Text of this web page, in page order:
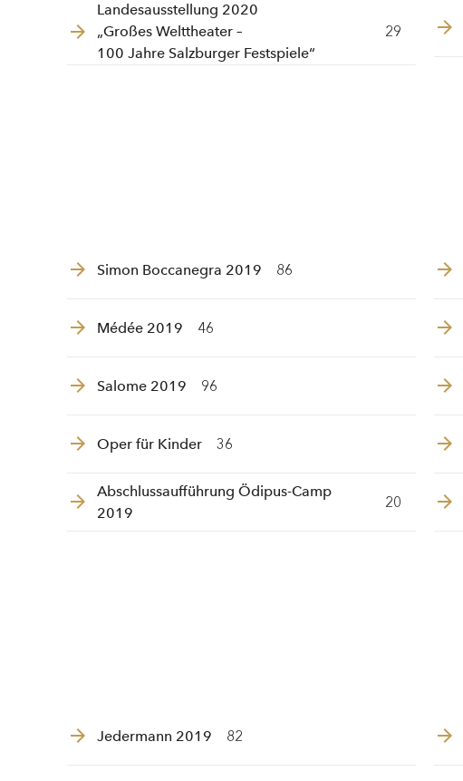
Landesausstellung 2020
„Großes Welttheater –
100 Jahre Salzburger Festspiele“
29
Simon Boccanegra 2019 86
Médée 2019 46
Salome 2019 96
Oper für Kinder 36
Abschlussaufführung Ödipus-Camp
2019
20
Jedermann 2019 82